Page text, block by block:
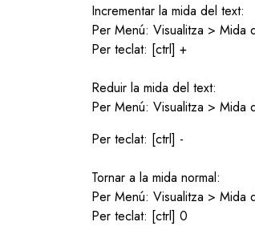
Incrementar la mida del text:
Per Menú: Visualitza > Mida
Per teclat: [ctrl] +
Reduir la mida del text:
Per Menú: Visualitza > Mida
Per teclat: [ctrl] -
Tornar a la mida normal:
Per Menú: Visualitza > Mida
Per teclat: [ctrl] 0